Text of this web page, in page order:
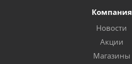
Компания
Новости
Акции
Магазины